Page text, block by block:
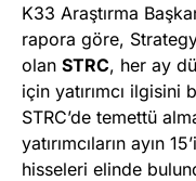
K33 Araştırma
rapora göre,
olan STRC, her ay
için yatırımcı ilgisini
STRC’de temettü
yatırımcıların ayın
hisseleri elinde